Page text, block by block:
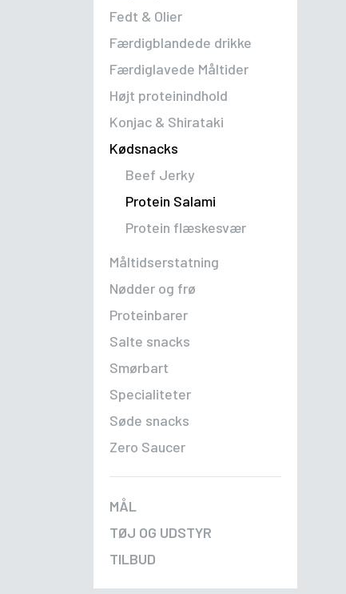
Fedt & Olier
Færdigblandede drikke
Færdiglavede Måltider
Højt proteinindhold
Konjac & Shirataki
Kødsnacks
Beef Jerky
Protein Salami
Protein flæskesvær
Måltidserstatning
Nødder og frø
Proteinbarer
Salte snacks
Smørbart
Specialiteter
Søde snacks
Zero Saucer
MÅL
TØJ OG UDSTYR
TILBUD